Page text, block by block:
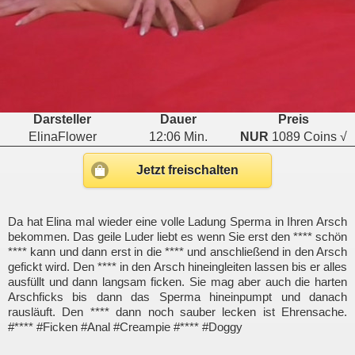
Darsteller Dauer
Preis
ElinaFlower
12:06 Min. NUR 1089 Coins √
Jetzt freischalten
Da hat Elina mal wieder eine volle Ladung Sperma in Ihren Arsch
bekommen. Das geile Luder liebt es wenn Sie erst den **** schön
**** kann und dann erst in die **** und anschließend in den Arsch
gefickt wird. Den **** in den Arsch hineingleiten lassen bis er alles
ausfüllt und dann langsam ficken. Sie mag aber auch die harten
Arschficks bis dann das Sperma hineinpumpt und danach
rausläuft. Den **** dann noch sauber lecken ist Ehrensache.
#**** #Ficken #Anal #Creampie #**** #Doggy